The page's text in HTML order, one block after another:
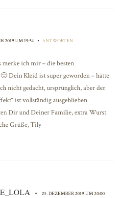
2019 UM 15:34 • ANTWORTEN
merke ich mir – die besten
Dein Kleid ist super geworden – hätte
nicht gedacht, ursprünglich, aber der
ist vollständig ausgeblieben.
Dir und Deiner Familie, extra Wurst
Grüße, Tily
• 25. DEZEMBER 2019 UM 20:00